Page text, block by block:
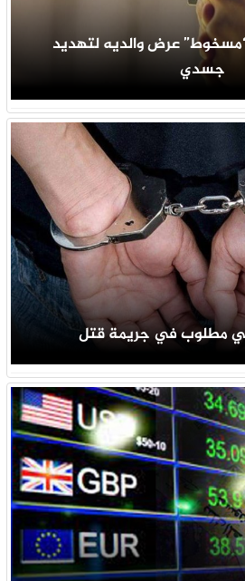
عرض والديه لتهديد
جسدي
مطلوب في جريمة قتل